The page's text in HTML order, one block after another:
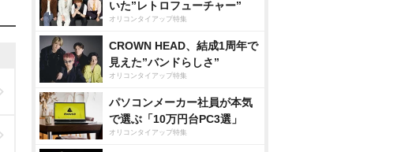
いた”レトロフューチャー”
オリコンタイアップ特集
CROWN HEAD、結成1周年で
見えた”バンドらしさ”
オリコンタイアップ特集
パソコンメーカー社員が本気
で選ぶ「10万円台PC3選」
オリコンタイアップ特集